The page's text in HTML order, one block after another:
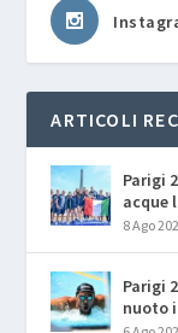
ARTICOLI
Parigi
acque
8 Ago
Parigi
nuoto